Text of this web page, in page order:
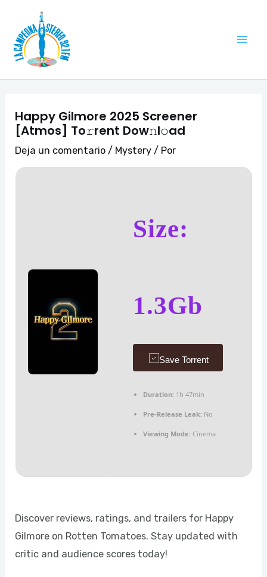
contenido
Happy Gilmore 2025 Screener
[Atmos] To𝚛rent Dow𝚗l𝚘ad
Deja un comentario / Mystery / Por
Size:
1.3Gb
Save Torrent
Duration:1h 47min
Pre-Release Leak:No
Viewing Mode:Cinema
Discover reviews, ratings, and trailers for Happy
Gilmore on Rotten Tomatoes. Stay updated with
critic and audience scores today!
de
entradas